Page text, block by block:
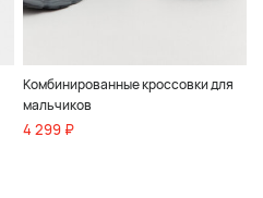
Комбинированные кроссовки для
мальчиков
4 299 ₽